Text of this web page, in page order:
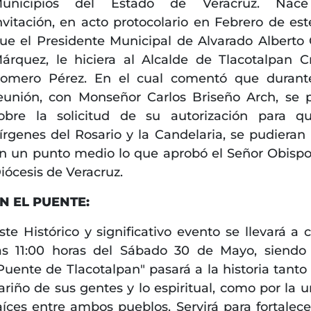
del Estado de Veracruz.
en acto protocolario en Febrero de
el Presidente Municipal de Alvarado Alberto
le hiciera al Alcalde de Tlacotalpan
Pérez. En el cual comentó que
con Monseñor Carlos Briseño Arch, se
la solicitud de su autorización para
del Rosario y la Candelaria, se pudieran
un punto medio lo que aprobó el Señor
de Veracruz.
EL PUENTE:
Histórico y significativo evento se llevará a
11:00 horas del Sábado 30 de Mayo,
de Tlacotalpan" pasará a la historia
de sus gentes y lo espiritual, como por la
entre ambos pueblos. Servirá para